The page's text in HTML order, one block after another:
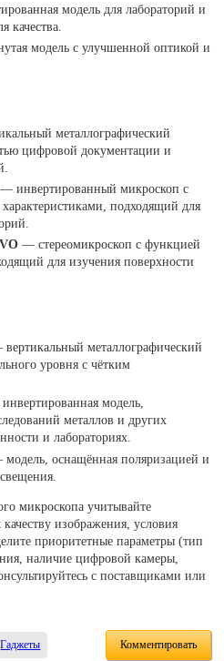
модель для лабораторий и
качества.
модель с улучшенной оптикой и
металлографический
цифровой документации и
— инвертированный микроскоп с
подходящий для
— стереомикроскоп с функцией
для изучения поверхности
металлографический
уровня с чётким
модель,
металлов и других
и лабораториях.
оснащённая поляризацией и
микроскопа учитывайте
изображения, условия
приоритетные параметры (тип
наличие цифровой камеры,
с поставщиками или
Гаджеты Комментировать